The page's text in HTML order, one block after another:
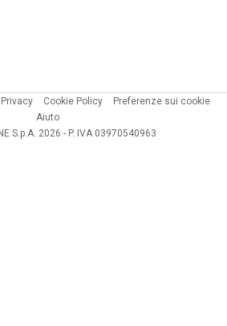
Privacy Cookie Policy
Preferenze sui cookie
Aiuto
S.p.A. 2026 - P. IVA 03970540963